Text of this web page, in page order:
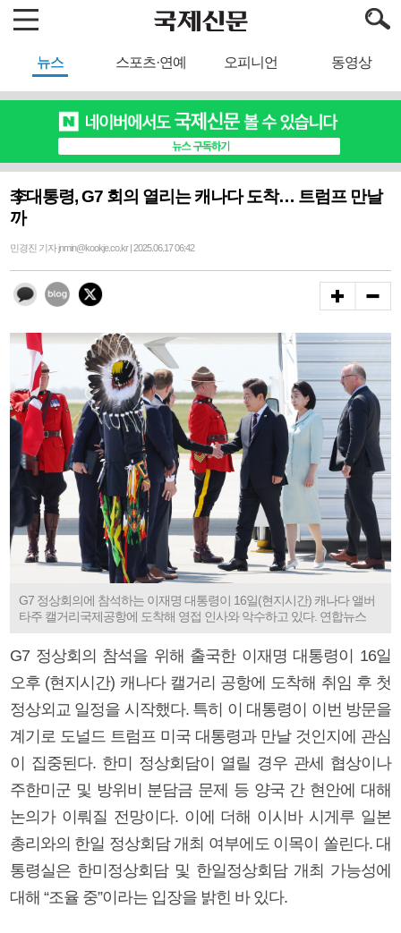
뉴스 스포츠·연예 오피니언 동영상
李대통령, G7 회의 열리는 캐나다 도착… 트럼프 만날
까
민경진 기자 jnmin@kookje.co.kr | 2025.06.17 06:42
G7 정상회의에 참석하는 이재명 대통령이 16일(현지시간) 캐나다 앨버
타주 캘거리국제공항에 도착해 영접 인사와 악수하고 있다. 연합뉴스
G7 정상회의 참석을 위해 출국한 이재명 대통령이 16일
오후 (현지시간) 캐나다 캘거리 공항에 도착해 취임 후 첫
정상외교 일정을 시작했다. 특히 이 대통령이 이번 방문을
계기로 도널드 트럼프 미국 대통령과 만날 것인지에 관심
이 집중된다. 한미 정상회담이 열릴 경우 관세 협상이나
주한미군 및 방위비 분담금 문제 등 양국 간 현안에 대해
논의가 이뤄질 전망이다. 이에 더해 이시바 시게루 일본
총리와의 한일 정상회담 개최 여부에도 이목이 쏠린다. 대
통령실은 한미정상회담 및 한일정상회담 개최 가능성에
대해 “조율 중”이라는 입장을 밝힌 바 있다.